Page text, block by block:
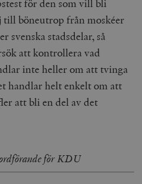
för den som vill bli
till böneutrop från moskéer
svenska stadsdelar, så
att kontrollera vad
inte heller om att tvinga
handlar helt enkelt om att
att bli en del av det
för KDU